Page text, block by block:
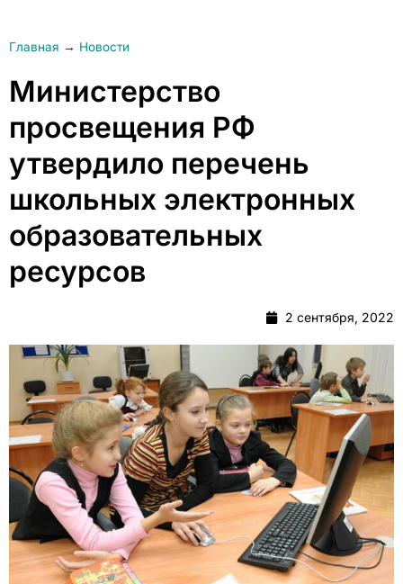
Главная → Новости
Министерство
просвещения РФ
утвердило перечень
школьных электронных
образовательных
ресурсов
2 сентября, 2022